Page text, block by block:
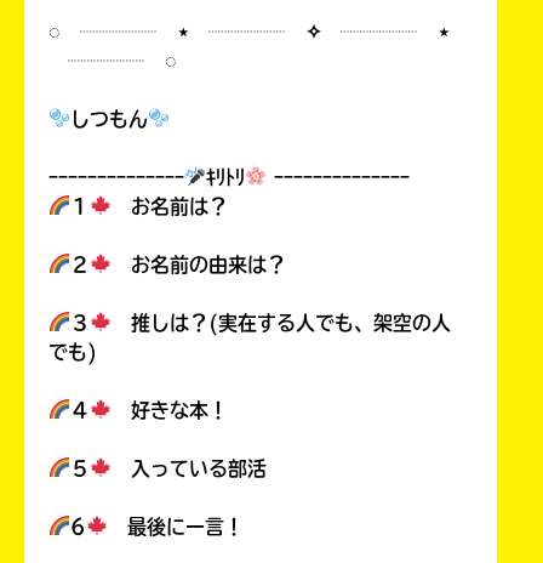
◌ ┈┈┈┈ ⋆ ┈┈┈┈ ✧ ┈┈┈┈ ⋆
┈┈┈┈ ◌
しつもん
ｰｰｰｰｰｰｰｰｰｰｰｰｰｰ ｷﾘﾄﾘ
ｰｰｰｰｰｰｰｰｰｰｰｰｰｰ
１
お名前は？
２ お名前の由来は？
３
推しは？(実在する人でも、架空の人
でも)
４ 好きな本！
５ 入っている部活
6 最後に一言！